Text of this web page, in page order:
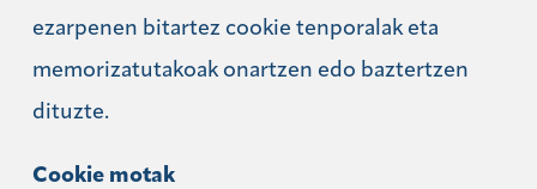
ezarpenen bitartez cookie tenporalak eta
memorizatutakoak onartzen edo baztertzen
dituzte.
Cookie motak